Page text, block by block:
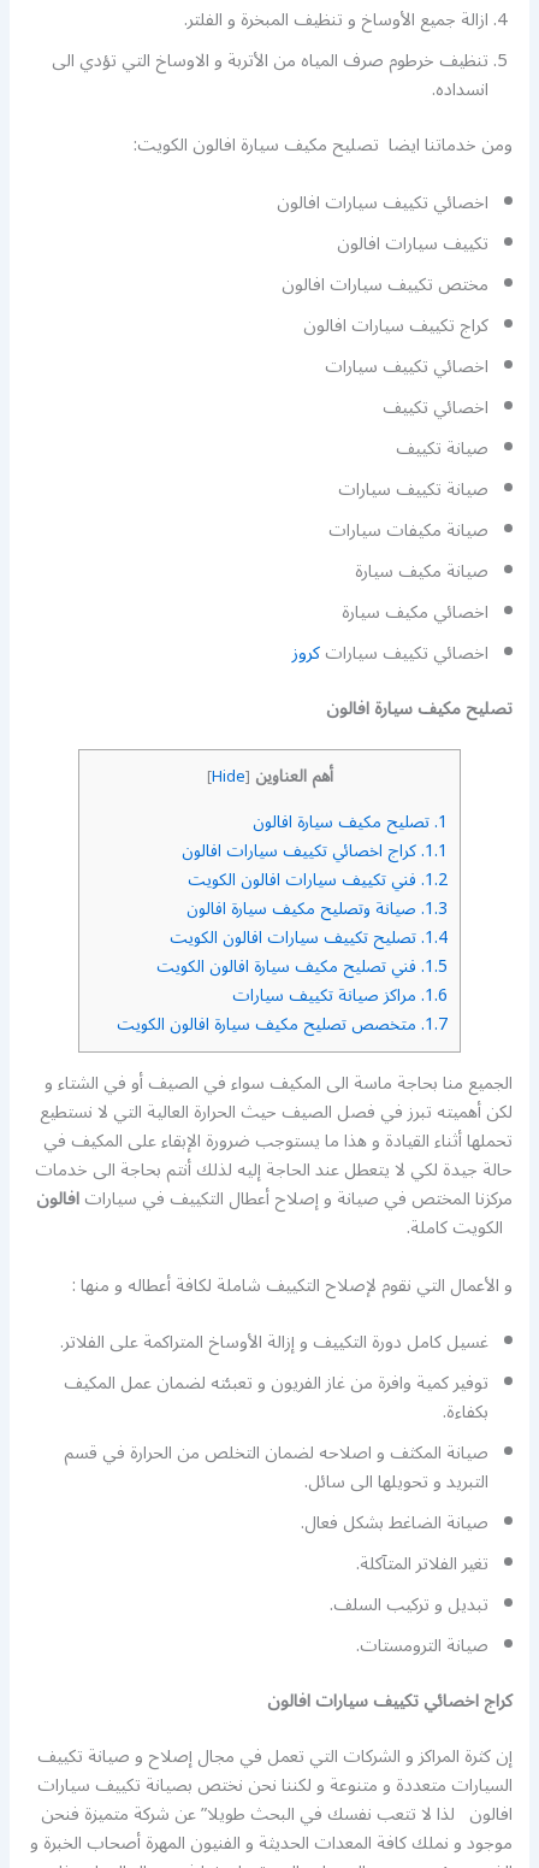
ازالة جميع الأوساخ و تنظيف المبخرة و الفلتر.
تنظيف خرطوم صرف المياه من الأتربة و الاوساخ التي تؤدي الى
انسداده.
ومن خدماتنا ايضا تصليح مكيف سيارة افالون الكويت:
اخصائي تكييف سيارات افالون
تكييف سيارات افالون
مختص تكييف سيارات افالون
كراج تكييف سيارات افالون
اخصائي تكييف سيارات
اخصائي تكييف
صيانة تكييف
صيانة تكييف سيارات
صيانة مكيفات سيارات
صيانة مكيف سيارة
اخصائي مكيف سيارة
اخصائي تكييف سياراتكروز
تصليح مكيف سيارة افالون
أهم العناوين [
Hide
]
1. تصليح مكيف سيارة افالون
1.1. كراج اخصائي تكييف سيارات افالون
1.2. فني تكييف سيارات افالون الكويت
1.3. صيانة وتصليح مكيف سيارة افالون
1.4. تصليح تكييف سيارات افالون الكويت
1.5. فني تصليح مكيف سيارة افالون الكويت
1.6. مراكز صيانة تكييف سيارات
1.7. متخصص تصليح مكيف سيارة افالون الكويت
الجميع منا بحاجة ماسة الى المكيف سواء في الصيف أو في الشتاء و
لكن أهميته تبرز في فصل الصيف حيث الحرارة العالية التي لا نستطيع
تحملها أثناء القيادة و هذا ما يستوجب ضرورة الإبقاء على المكيف في
حالة جيدة لكي لا يتعطل عند الحاجة إليه لذلك أنتم بحاجة الى خدمات
مركزنا المختص في صيانة و إصلاح أعطال التكييف في سياراتافالون
الكويت كاملة.
و الأعمال التي نقوم لإصلاح التكييف شاملة لكافة أعطاله و منها :
غسيل كامل دورة التكييف و إزالة الأوساخ المتراكمة على الفلاتر.
توفير كمية وافرة من غاز الفريون و تعبئته لضمان عمل المكيف
بكفاءة.
صيانة المكثف و اصلاحه لضمان التخلص من الحرارة في قسم
التبريد و تحويلها الى سائل.
صيانة الضاغط بشكل فعال.
تغير الفلاتر المتآكلة.
تبديل و تركيب السلف.
صيانة الترومستات.
كراج اخصائي تكييف سيارات افالون
إن كثرة المراكز و الشركات التي تعمل في مجال إصلاح و صيانة تكييف
السيارات متعددة و متنوعة و لكننا نحن نختص بصيانة تكييف سيارات
افالون لذا لا تتعب نفسك في البحث طويلا” عن شركة متميزة فنحن
موجود و نملك كافة المعدات الحديثة و الفنيون المهرة أصحاب الخبرة و